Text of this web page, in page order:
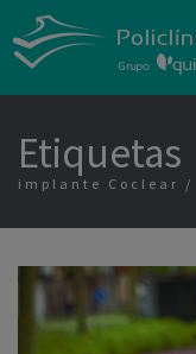
Etiquetas
implante Coclear